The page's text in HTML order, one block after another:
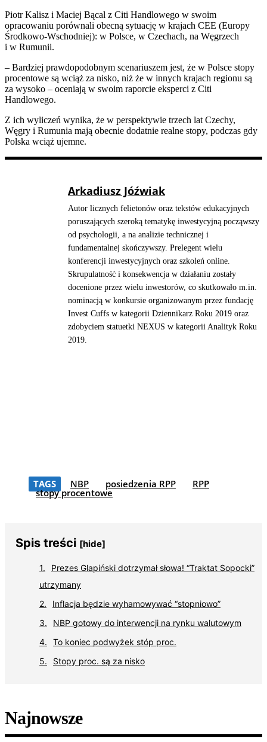
Piotr Kalisz i Maciej Bącal z Citi Handlowego w swoim
opracowaniu porównali obecną sytuację w krajach CEE (Europy
Środkowo-Wschodniej): w Polsce, w Czechach, na Węgrzech
i w Rumunii.
– Bardziej prawdopodobnym scenariuszem jest, że w Polsce stopy
procentowe są wciąż za nisko, niż że w innych krajach regionu są
za wysoko – oceniają w swoim raporcie eksperci z Citi
Handlowego.
Z ich wyliczeń wynika, że w perspektywie trzech lat Czechy,
Węgry i Rumunia mają obecnie dodatnie realne stopy, podczas gdy
Polska wciąż ujemne.
Arkadiusz Jóźwiak
Autor licznych felietonów oraz tekstów edukacyjnych
poruszających szeroką tematykę inwestycyjną począwszy
od psychologii, a na analizie technicznej i
fundamentalnej skończywszy. Prelegent wielu
konferencji inwestycyjnych oraz szkoleń online.
Skrupulatność i konsekwencja w działaniu zostały
docenione przez wielu inwestorów, co skutkowało m.in.
nominacją w konkursie organizowanym przez fundację
Invest Cuffs w kategorii Dziennikarz Roku 2019 oraz
zdobyciem statuetki NEXUS w kategorii Analityk Roku
2019.
TAGS NBP posiedzenia RPP RPP
stopy procentowe
Spis treści [hide]
Prezes Glapiński dotrzymał słowa! “Traktat Sopocki”
utrzymany
Inflacja będzie wyhamowywać “stopniowo”
NBP gotowy do interwencji na rynku walutowym
To koniec podwyżek stóp proc.
Stopy proc. są za nisko
Najnowsze